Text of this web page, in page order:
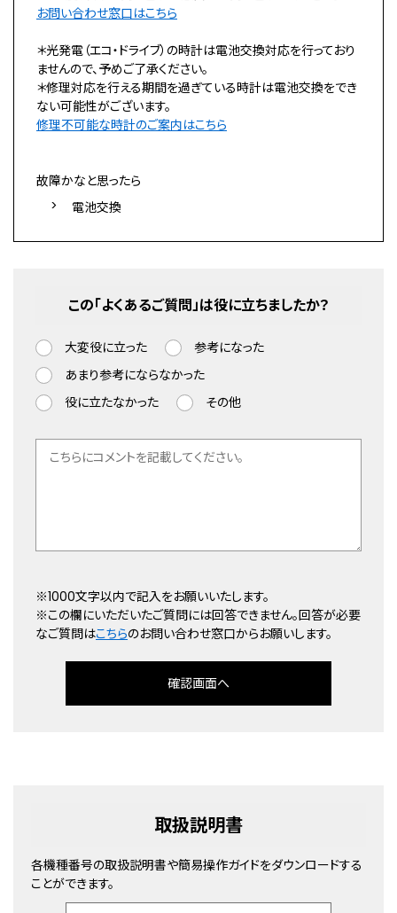
お問い合わせ窓口はこちら
＊光発電（エコ・ドライブ）の時計は電池交換対応を行っており
ませんので、予めご了承ください。
＊修理対応を行える期間を過ぎている時計は電池交換をでき
ない可能性がございます。
修理不可能な時計のご案内はこちら
故障かなと思ったら
電池交換
この「よくあるご質問」は役に立ちましたか？
大変役に立った
参考になった
あまり参考にならなかった
役に立たなかった
その他
※1000文字以内で記入をお願いいたします。
※この欄にいただいたご質問には回答できません。回答が必要
なご質問はこちらのお問い合わせ窓口からお願いします。
確認画面へ
取扱説明書
各機種番号の取扱説明書や簡易操作ガイドをダウンロードする
ことができます。